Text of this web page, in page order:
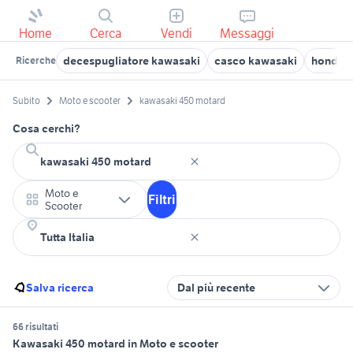
Home Cerca Vendi Messaggi
Ricerche decespugliatore kawasaki casco kawasaki honda
Subito Moto e scooter kawasaki 450 motard
Cosa cerchi?
Moto e
Scooter
Filtri
Salva ricerca Dal più recente
66 risultati
Kawasaki 450 motard in Moto e scooter